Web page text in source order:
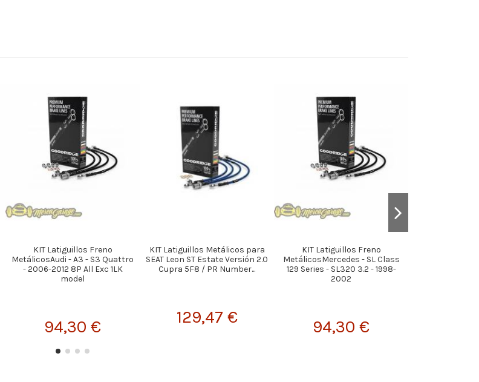
KIT Latiguillos Freno
MetálicosAudi - A3 - S3 Quattro
- 2006-2012 8P All Exc 1LK
model
94,30 €
KIT Latiguillos Metálicos para
SEAT Leon ST Estate Versión 2.0
Cupra 5F8 / PR Number...
129,47 €
KIT Latiguillos Freno
MetálicosMercedes - SL Class
129 Series - SL320 3.2 - 1998-
2002
94,30 €